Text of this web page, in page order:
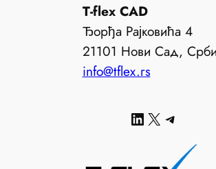
T-flex CAD
Ђорђа Рајковића 4
21101 Нови Сад,
info@tflex.rs
LinkedIn X Telegram